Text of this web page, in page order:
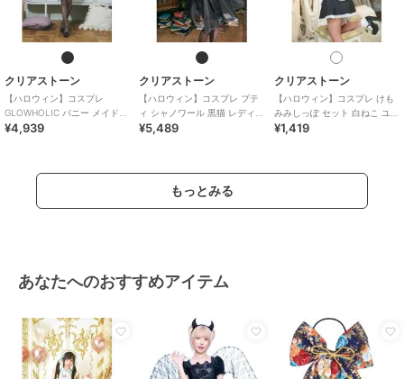
クリアストーン
【ハロウィン】コスプレ
GLOWHOLIC バニー メイド
レディース ブラック
¥4,939
クリアストーン
【ハロウィン】コスプレ プテ
ィ シャノワール 黒猫 レディー
ス ブラック ハロウィン
¥5,489
クリアストーン
【ハロウィン】コスプレ けも
みみしっぽ セット 白ねこ ユニ
セックス ホワイト
¥1,419
もっとみる
あなたへのおすすめアイテム